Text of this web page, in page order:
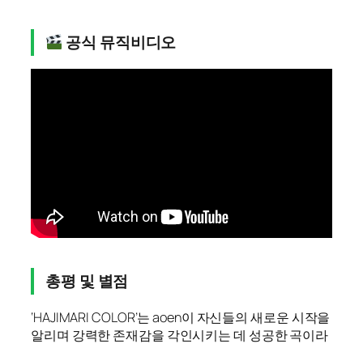
공식 뮤직비디오
총평 및 별점
‘HAJIMARI COLOR’는 aoen이 자신들의 새로운 시작을
알리며 강력한 존재감을 각인시키는 데 성공한 곡이라